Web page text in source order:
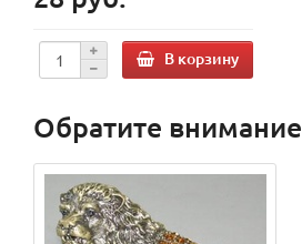
В корзину
Обратите внимание